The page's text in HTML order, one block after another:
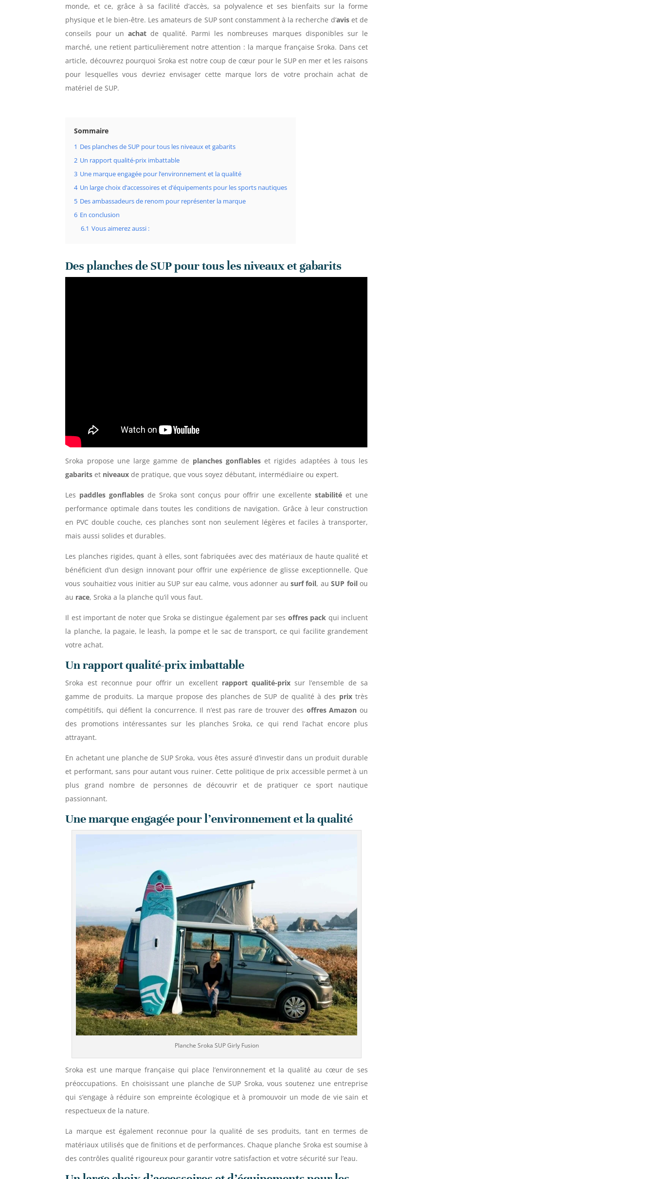
monde, et ce, grâce à sa facilité d’accès, sa polyvalence et ses bienfaits sur la forme
physique et le bien-être. Les amateurs de SUP sont constamment à la recherche d’aviset de
conseils pour un achatde qualité. Parmi les nombreuses marques disponibles sur le
marché, une retient particulièrement notre attention : la marque française Sroka. Dans cet
article, découvrez pourquoi Sroka est notre coup de cœur pour le SUP en mer et les raisons
pour lesquelles vous devriez envisager cette marque lors de votre prochain achat de
matériel de SUP.
Sommaire
1 Des planches de SUP pour tous les niveaux et gabarits
2 Un rapport qualité-prix imbattable
3 Une marque engagée pour l’environnement et la qualité
4 Un large choix d’accessoires et d’équipements pour les sports nautiques
5 Des ambassadeurs de renom pour représenter la marque
6 En conclusion
6.1 Vous aimerez aussi :
Des planches de SUP pour tous les niveaux et gabarits
Sroka propose une large gamme de planches gonflables et rigides adaptées à tous les
gabarits et niveaux de pratique, que vous soyez débutant, intermédiaire ou expert.
Les paddles gonflables de Sroka sont conçus pour offrir une excellentestabilité et une
performance optimale dans toutes les conditions de navigation. Grâce à leur construction
en PVC double couche, ces planches sont non seulement légères et faciles à transporter,
mais aussi solides et durables.
Les planches rigides, quant à elles, sont fabriquées avec des matériaux de haute qualité et
bénéficient d’un design innovant pour offrir une expérience de glisse exceptionnelle. Que
vous souhaitiez vous initier au SUP sur eau calme, vous adonner au surf foil, auSUP foilou
au race, Sroka a la planche qu’il vous faut.
Il est important de noter que Sroka se distingue également par ses offres pack qui incluent
la planche, la pagaie, le leash, la pompe et le sac de transport, ce qui facilite grandement
votre achat.
Un rapport qualité-prix imbattable
Sroka est reconnue pour offrir un excellent rapport qualité-prix sur l’ensemble de sa
gamme de produits. La marque propose des planches de SUP de qualité à des prixtrès
compétitifs, qui défient la concurrence. Il n’est pas rare de trouver des offres Amazon ou
des promotions intéressantes sur les planches Sroka, ce qui rend l’achat encore plus
attrayant.
En achetant une planche de SUP Sroka, vous êtes assuré d’investir dans un produit durable
et performant, sans pour autant vous ruiner. Cette politique de prix accessible permet à un
plus grand nombre de personnes de découvrir et de pratiquer ce sport nautique
passionnant.
Une marque engagée pour l’environnement et la qualité
Planche Sroka SUP Girly Fusion
Sroka est une marque française qui place l’environnement et la qualité au cœur de ses
préoccupations. En choisissant une planche de SUP Sroka, vous soutenez une entreprise
qui s’engage à réduire son empreinte écologique et à promouvoir un mode de vie sain et
respectueux de la nature.
La marque est également reconnue pour la qualité de ses produits, tant en termes de
matériaux utilisés que de finitions et de performances. Chaque planche Sroka est soumise à
des contrôles qualité rigoureux pour garantir votre satisfaction et votre sécurité sur l’eau.